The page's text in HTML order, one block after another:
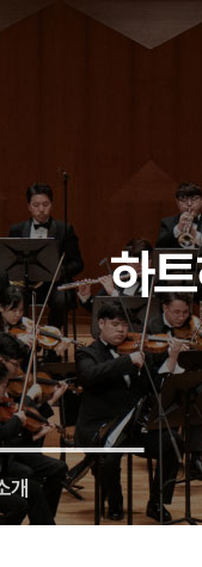
#정기후원#하트플레
하
개